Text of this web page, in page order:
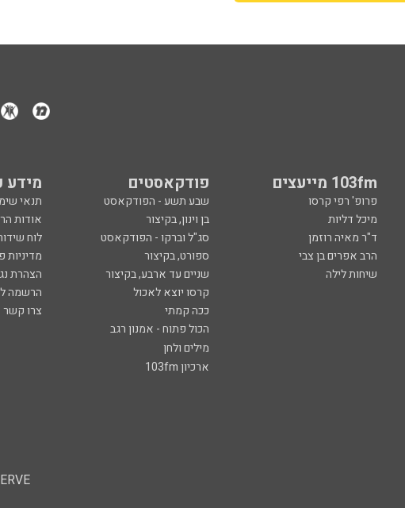
103fm מייעצים פודקאסטים מידע
פרופ' רפי קרסו שבע תשע - הפודקאסט
תנאי
מיכל דליות בן וינון, בקיצור
אודות
ד"ר מאיה רוזמן סג"ל וברקו - הפודקאסט
לוח
הרב אפרים בן צבי ספורט, בקיצור
מדיניות
שיחות לילה שניים עד ארבע, בקיצור
הצהרת
קרסו יוצא לאכול
הרשמה
ככה קמתי
צרו קשר
הכול פתוח - אמנון רגב
מילים ולחן
ארכיון 103fm